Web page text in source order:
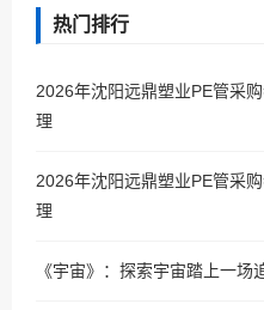
热门排行
2026年沈阳远鼎塑业PE管采
理
2026年沈阳远鼎塑业PE管采
理
《宇宙》：探索宇宙踏上一场